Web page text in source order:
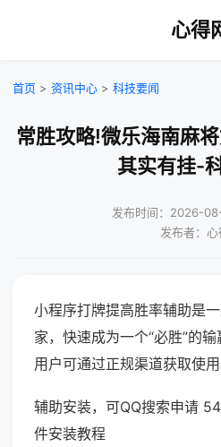
心得
首页 > 资讯中心 > 科技要闻
常胜攻略!微乐海南麻
其实有挂-
发布时间：2026-
发布者：心
小程序打牌提高胜率辅助是
家，快速成为一个“必胜”的
用户可通过正规渠道获取使用
辅助安装，可QQ搜索申请
件安装教程